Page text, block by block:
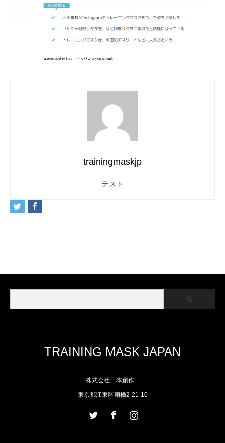
trainingmaskjp
テスト
TRAINING MASK JAPAN
株式会社日本創作
東京都江東区扇橋2-21-10